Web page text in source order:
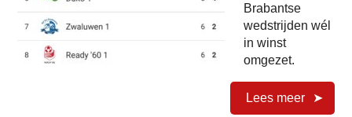
Brabantse
wedstrijden wél
in winst
omgezet.
Lees meer